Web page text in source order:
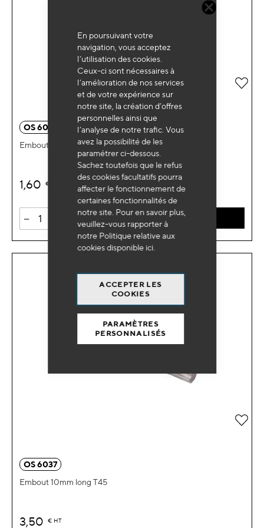
En poursuivant votre
navigation, vous acceptez
l’utilisation des cookies.
Ceux-ci sont nécessaires à
l’amélioration de nos services
et de votre expérience sur
notre site, la création d’offres
personnelles ainsi que
l’analyse de notre trafic. Vous
avez la possibilité de les
paramétrer ci-dessous.
Sachez toutefois que le refus
des cookies facultatifs pourra
affecter le fonctionnement de
certaines fonctionnalités de
notre site. Pour en savoir plus,
veuillez-vous rapporter à
notre Politique relative aux
cookies disponible ici
ACCEPTER LES
COOKIES
PARAMÈTRES
PERSONNALISÉS
OS 6016
Embout 10mm court Torx percé T40
1,60 €
- AJOUTER AU PANIER
OS 6037
Embout 10mm long T45
3,50 € HT